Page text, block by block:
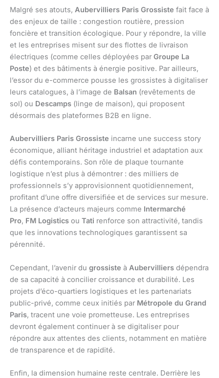
Malgré ses atouts, Aubervilliers Paris Grossiste fait face à
des enjeux de taille : congestion routière, pression
foncière et transition écologique. Pour y répondre, la ville
et les entreprises misent sur des flottes de livraison
électriques (comme celles déployées par Groupe La
Poste) et des bâtiments à énergie positive. Par ailleurs,
l’essor du e-commerce pousse les grossistes à digitaliser
leurs catalogues, à l’image de Balsan (revêtements de
sol) ou Descamps (linge de maison), qui proposent
désormais des plateformes B2B en ligne.
Aubervilliers Paris Grossiste incarne une success story
économique, alliant héritage industriel et adaptation aux
défis contemporains. Son rôle de plaque tournante
logistique n’est plus à démontrer : des milliers de
professionnels s’y approvisionnent quotidiennement,
profitant d’une offre diversifiée et de services sur mesure.
La présence d’acteurs majeurs comme Intermarché
Pro, FM Logistics ou Tati renforce son attractivité, tandis
que les innovations technologiques garantissent sa
pérennité.
Cependant, l’avenir du grossiste à Aubervilliers dépendra
de sa capacité à concilier croissance et durabilité. Les
projets d’éco-quartiers logistiques et les partenariats
public-privé, comme ceux initiés par Métropole du Grand
Paris, tracent une voie prometteuse. Les entreprises
devront également continuer à se digitaliser pour
répondre aux attentes des clients, notamment en matière
de transparence et de rapidité.
Enfin, la dimension humaine reste centrale. Derrière les